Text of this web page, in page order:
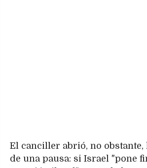
El canciller abrió, no
de una pausa: si Israel "pone